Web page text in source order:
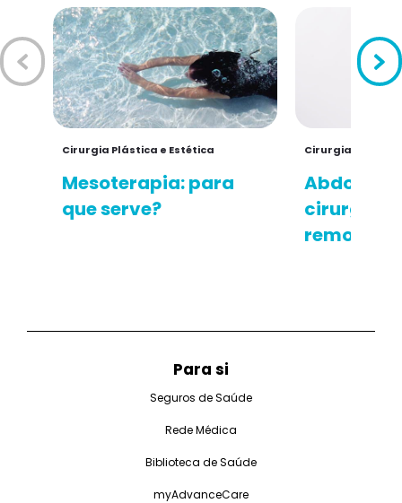
Cirurgia Plástica e Estética
Mesoterapia: para
que serve?
Cirurgia Plástica
cirurgia
remodela
Para si
Seguros de Saúde
Rede Médica
Biblioteca de Saúde
myAdvanceCare